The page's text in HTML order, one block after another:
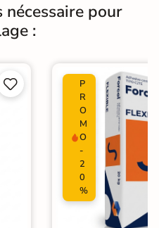
nécessaire pour
:


P
R
O
M
O
-
2
0
%